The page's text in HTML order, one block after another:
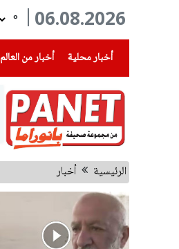
06.08.2026
°
أخبار محلية
(current) أخبار من العالم
الرئيسية أخبار